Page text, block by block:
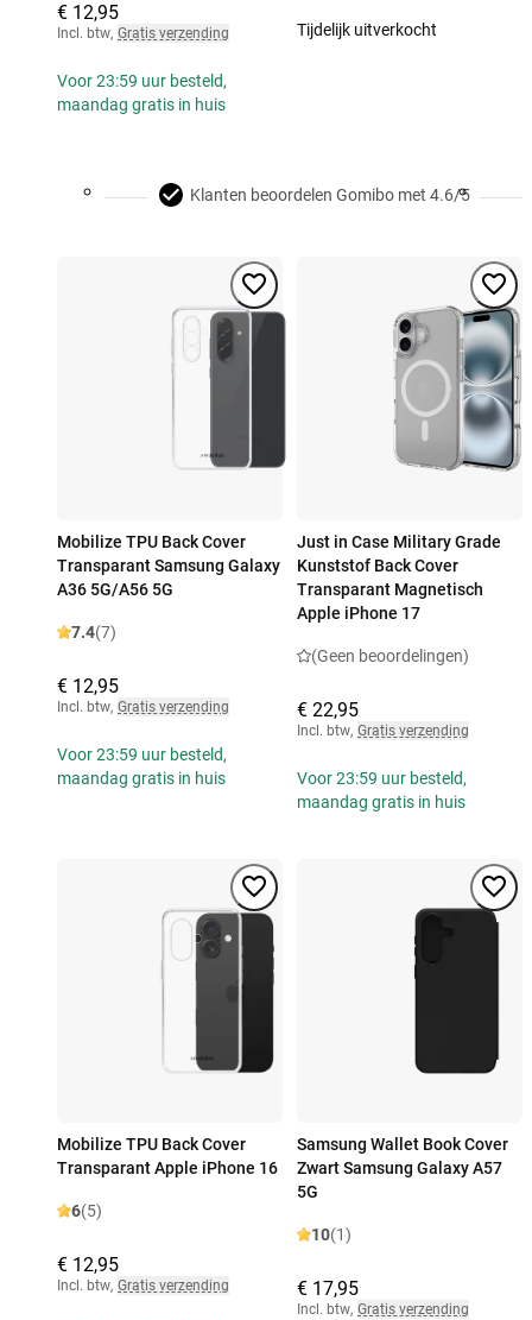
€ 12,95
Incl. btw, Gratis verzending
Voor 23:59 uur besteld,
maandag gratis in huis
Tijdelijk uitverkocht
Klanten beoordelen Gomibo met 4.6/5
Mobilize TPU Back Cover
Transparant Samsung Galaxy
A36 5G/A56 5G
7.4(7)
€ 12,95
Incl. btw, Gratis verzending
Voor 23:59 uur besteld,
maandag gratis in huis
Just in Case Military Grade
Kunststof Back Cover
Transparant Magnetisch
Apple iPhone 17
(Geen beoordelingen)
€ 22,95
Incl. btw, Gratis verzending
Voor 23:59 uur besteld,
maandag gratis in huis
Mobilize TPU Back Cover
Transparant Apple iPhone 16
6(5)
€ 12,95
Incl. btw, Gratis verzending
Samsung Wallet Book Cover
Zwart Samsung Galaxy A57
5G
10(1)
€ 17,95
Incl. btw, Gratis verzending